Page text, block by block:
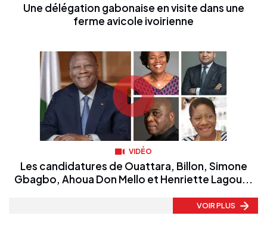
Une délégation gabonaise en visite dans une
ferme avicole ivoirienne
VIDÉO
Les candidatures de Ouattara, Billon, Simone
Gbagbo, Ahoua Don Mello et Henriette Lagou...
VOIR PLUS